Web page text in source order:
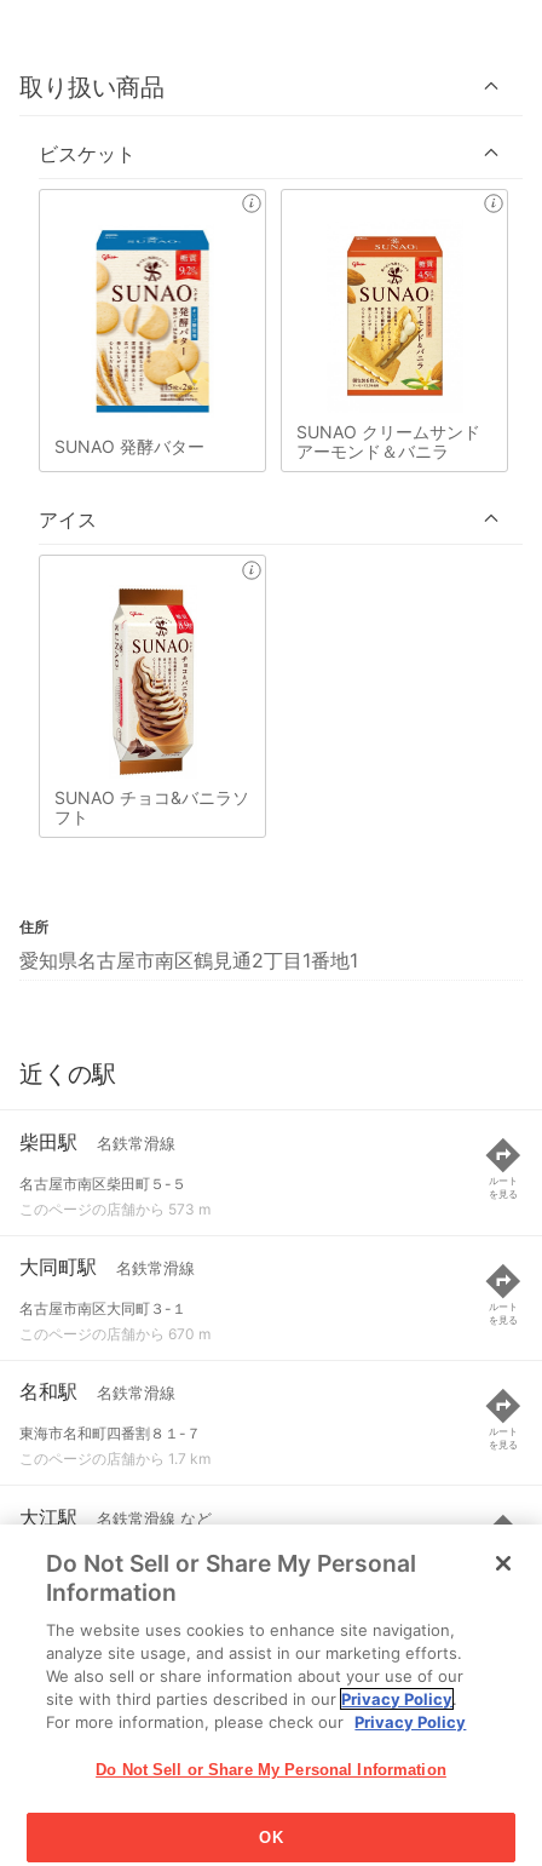
取り扱い商品
ビスケット
SUNAO 発酵バター
SUNAO クリームサンド
アーモンド＆バニラ
アイス
SUNAO チョコ&バニラソ
フト
住所
愛知県名古屋市南区鶴見通2丁目1番地1
近くの駅
柴田駅 名鉄常滑線
名古屋市南区柴田町５-５
このページの店舗から 573 m
ルート
を見る
大同町駅 名鉄常滑線
名古屋市南区大同町３-１
このページの店舗から 670 m
ルート
を見る
名和駅 名鉄常滑線
東海市名和町四番割８１-７
このページの店舗から 1.7 km
ルート
を見る
大江駅 名鉄常滑線 など
名古屋市南区加福本通２-８-１
このページの店舗から 1.9 km
ルート
を見る
東名古屋港駅 名鉄築港線
名古屋市港区大江町９-９
このページの店舗から 2 km
江崎グリコ株式会社 Copyright © 2025 Ezaki Glico Co., Ltd.
Do Not Sell or Share My Personal
Information
The website uses cookies to enhance site navigation,
analyze site usage, and assist in our marketing efforts.
We also sell or share information about your use of our
site with third parties described in ourPrivacy Policy.
For more information, please check our Privacy Policy
Do Not Sell or Share My Personal Information
OK